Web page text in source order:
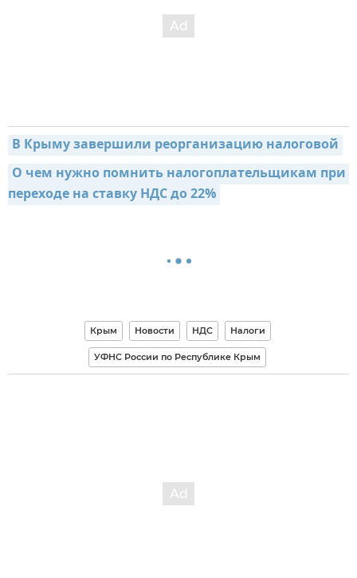
В Крыму завершили реорганизацию налоговой
О чем нужно помнить налогоплательщикам при
переходе на ставку НДС до 22%
Крым Новости НДС Налоги
УФНС России по Республике Крым